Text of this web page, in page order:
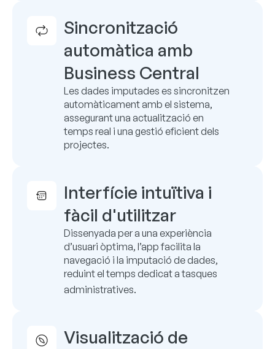
Sincronització
automàtica amb
Business Central
Les dades imputades es sincronitzen
automàticament amb el sistema,
assegurant una actualització en
temps real i una gestió eficient dels
projectes.
Interfície intuïtiva i
fàcil d'utilitzar
Dissenyada per a una experiència
d’usuari òptima, l’app facilita la
navegació i la imputació de dades,
reduint el temps dedicat a tasques
administratives.
Visualització de